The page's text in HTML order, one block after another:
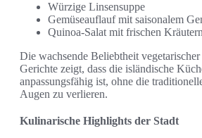
Würzige Linsensuppe
Gemüseauflauf mit saisonalem
Quinoa-Salat mit frischen Kräutern
Die wachsende Beliebtheit
Gerichte zeigt, dass die isländische
anpassungsfähig ist, ohne die
Augen zu verlieren.
Kulinarische Highlights der Stadt